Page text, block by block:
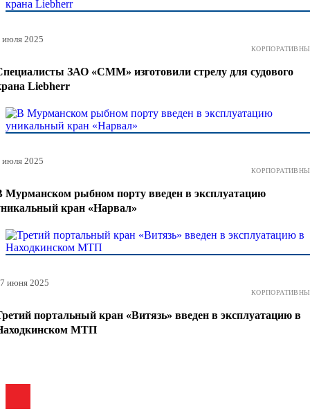
июля 2025
ЗАО «СММ» изготовили стрелу для судового
Liebherr
июля 2025
Мурманском рыбном порту введен в эксплуатацию
кран «Нарвал»
июня 2025
портальный кран «Витязь» введен в эксплуатацию в
МТП